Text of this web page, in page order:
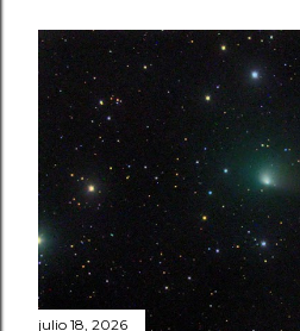
julio 18, 2026